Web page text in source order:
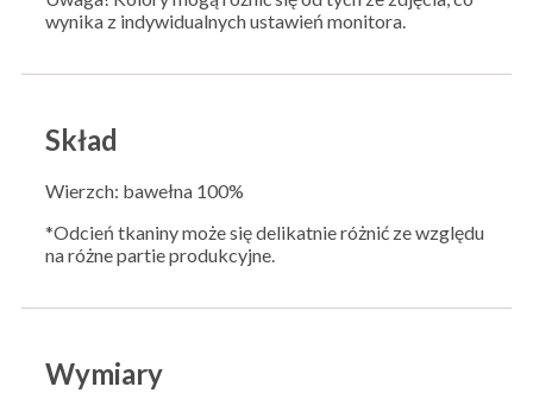
wynika z indywidualnych ustawień monitora.
Skład
Wierzch: bawełna 100%
*Odcień tkaniny może się delikatnie różnić ze względu
na różne partie produkcyjne.
Wymiary